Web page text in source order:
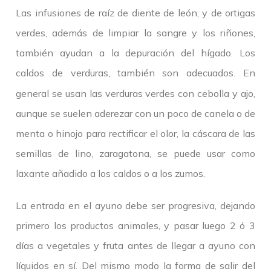
Las infusiones de raíz de diente de león, y de ortigas
verdes, además de limpiar la sangre y los riñones,
también ayudan a la depuración del hígado. Los
caldos de verduras, también son adecuados. En
general se usan las verduras verdes con cebolla y ajo,
aunque se suelen aderezar con un poco de canela o de
menta o hinojo para rectificar el olor, la cáscara de las
semillas de lino, zaragatona, se puede usar como
laxante añadido a los caldos o a los zumos.
La entrada en el ayuno debe ser progresiva, dejando
primero los productos animales, y pasar luego 2 ó 3
días a vegetales y fruta antes de llegar a ayuno con
líquidos en sí. Del mismo modo la forma de salir del